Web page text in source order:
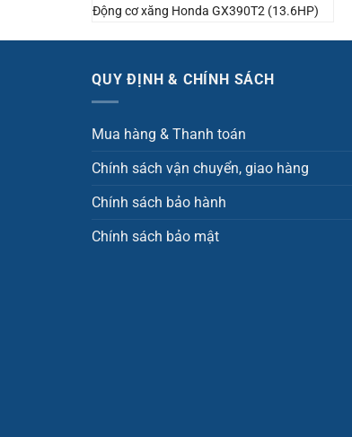
Động cơ xăng Honda GX390T2 (13.6HP)
QUY ĐỊNH & CHÍNH SÁCH
Mua hàng & Thanh toán
Chính sách vận chuyển, giao hàng
Chính sách bảo hành
Chính sách bảo mật